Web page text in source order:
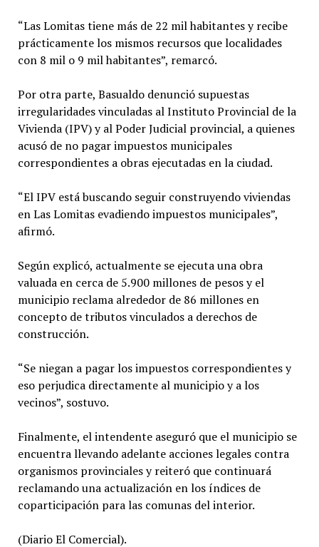
“Las Lomitas tiene más de 22 mil habitantes y recibe
prácticamente los mismos recursos que localidades
con 8 mil o 9 mil habitantes”, remarcó.
Por otra parte, Basualdo denunció supuestas
irregularidades vinculadas al Instituto Provincial de la
Vivienda (IPV) y al Poder Judicial provincial, a quienes
acusó de no pagar impuestos municipales
correspondientes a obras ejecutadas en la ciudad.
“El IPV está buscando seguir construyendo viviendas
en Las Lomitas evadiendo impuestos municipales”,
afirmó.
Según explicó, actualmente se ejecuta una obra
valuada en cerca de 5.900 millones de pesos y el
municipio reclama alrededor de 86 millones en
concepto de tributos vinculados a derechos de
construcción.
“Se niegan a pagar los impuestos correspondientes y
eso perjudica directamente al municipio y a los
vecinos”, sostuvo.
Finalmente, el intendente aseguró que el municipio se
encuentra llevando adelante acciones legales contra
organismos provinciales y reiteró que continuará
reclamando una actualización en los índices de
coparticipación para las comunas del interior.
(Diario El Comercial).